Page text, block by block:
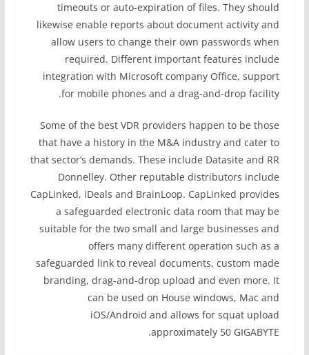
timeouts or auto-expiration of files. They should
likewise enable reports about document activity and
allow users to change their own passwords when
required. Different important features include
integration with Microsoft company Office, support
for mobile phones and a drag-and-drop facility.
Some of the best VDR providers happen to be those
that have a history in the M&A industry and cater to
that sector’s demands. These include Datasite and RR
Donnelley. Other reputable distributors include
CapLinked, iDeals and BrainLoop. CapLinked provides
a safeguarded electronic data room that may be
suitable for the two small and large businesses and
offers many different operation such as a
safeguarded link to reveal documents, custom made
branding, drag-and-drop upload and even more. It
can be used on House windows, Mac and
iOS/Android and allows for squat upload
approximately 50 GIGABYTE.